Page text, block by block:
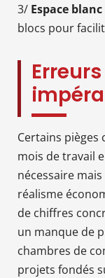
3/ Espace blanc
blocs pour
Certains pièges
mois de travail
nécessaire
réalisme
de chiffres
un manque de
chambres de
projets fondés